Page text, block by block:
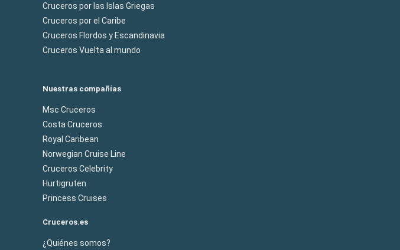
Cruceros por las Islas Griegas
Cruceros por el Caribe
Cruceros Flordos y Escandinavia
Cruceros Vuelta al mundo
Nuestras compañías
Msc Cruceros
Costa Cruceros
Royal Caribean
Norwegian Cruise Line
Cruceros Celebrity
Hurtigruten
Princess Cruises
Cruceros.es
¿Quiénes somos?